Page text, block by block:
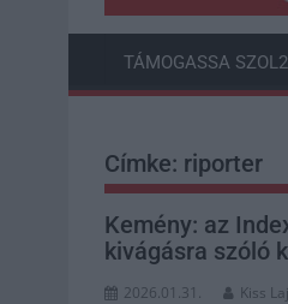
TÁMOGASSA
Címke: riporter
Kemény: az
kivágásra szóló
2026.01.31. Kiss